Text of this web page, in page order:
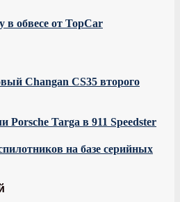
в обвесе от TopCar
Changan CS35 второго
Porsche Targa в 911 Speedster
на базе серийных